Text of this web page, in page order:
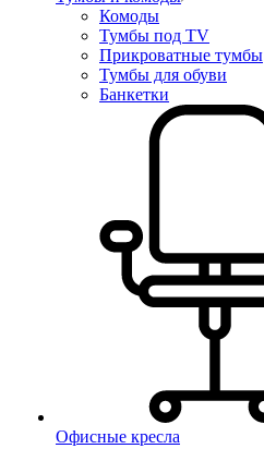
Комоды
Тумбы под TV
Прикроватные тумбы
Тумбы для обуви
Банкетки
Офисные кресла